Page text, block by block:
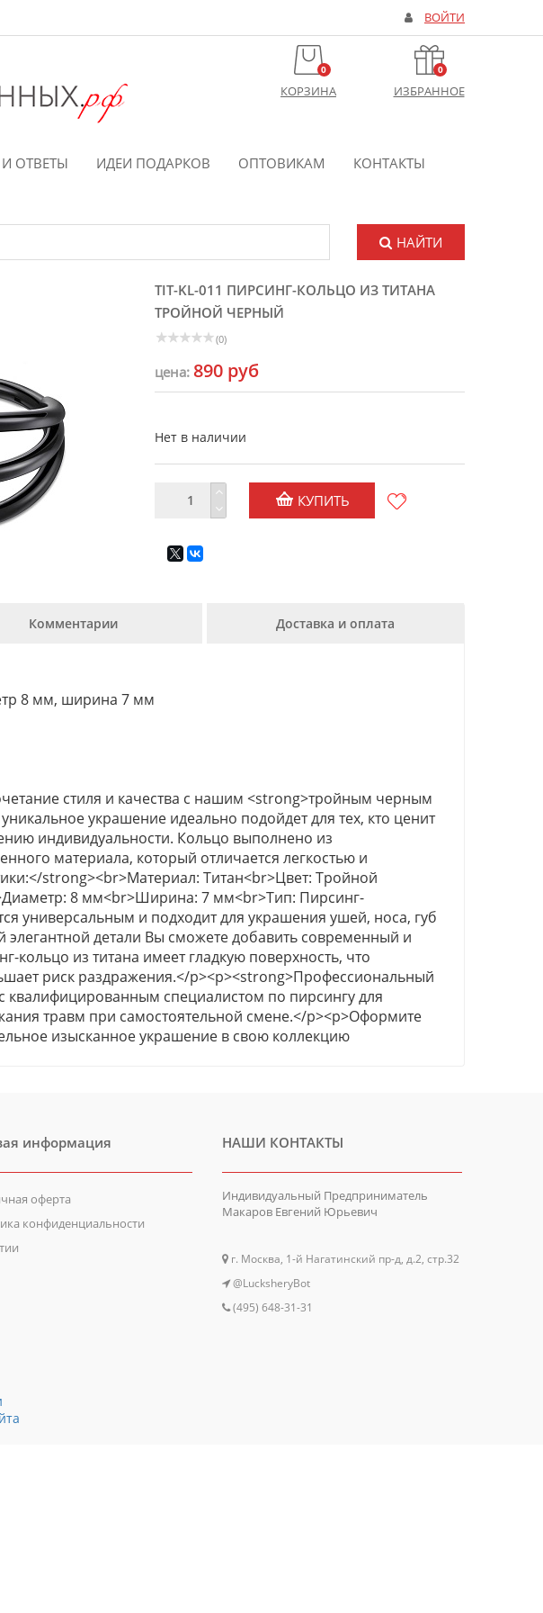
ВОЙТИ
0
КОРЗИНА
0
ИЗБРАННОЕ
ОТВЕТЫ ИДЕИ ПОДАРКОВ ОПТОВИКАМ КОНТАКТЫ
НАЙТИ
TIT-KL-011 ПИРСИНГ-КОЛЬЦО ИЗ ТИТАНА
ТРОЙНОЙ ЧЕРНЫЙ
(0)
цена: 890 руб
Нет в наличии
КУПИТЬ
Комментарии Доставка и оплата
8 мм, ширина 7 мм
стиля и качества с нашим <strong>тройным черным
украшение идеально подойдет для тех, кто ценит
индивидуальности. Кольцо выполнено из
материала, который отличается легкостью и
strong><br>Материал: Титан<br>Цвет: Тройной
8 мм<br>Ширина: 7 мм<br>Тип: Пирсинг-
универсальным и подходит для украшения ушей, носа, губ
детали Вы сможете добавить современный и
кольцо из титана имеет гладкую поверхность, что
риск раздражения.</p><p><strong>Профессиональный
квалифицированным специалистом по пирсингу для
травм при самостоятельной смене.</p><p>Оформите
изысканное украшение в свою коллекцию
информация
оферта
конфиденциальности
НАШИ КОНТАКТЫ
Индивидуальный Предприниматель
Макаров Евгений Юрьевич
г. Москва, 1-й Нагатинский пр-д, д.2, стр.32
@LucksheryBot
(495) 648-31-31